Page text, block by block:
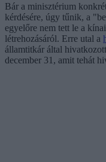
Bár a minisztérium
kérdésére, úgy tűnik, a
egyelőre nem tett le a
létrehozásáról. Erre utal a
államtitkár által
december 31, amit tehát